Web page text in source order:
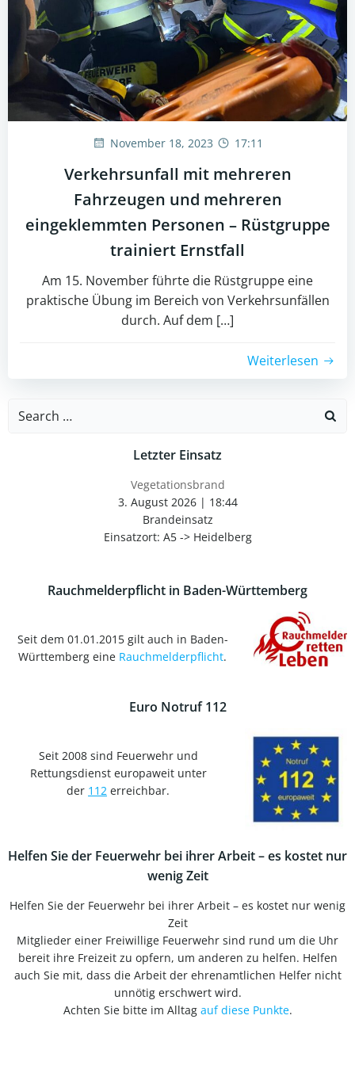
November 18, 2023 17:11
Verkehrsunfall mit mehreren
Fahrzeugen und mehreren
eingeklemmten Personen – Rüstgruppe
trainiert Ernstfall
Am 15. November führte die Rüstgruppe eine
praktische Übung im Bereich von Verkehrsunfällen
durch. Auf dem […]
Weiterlesen
Search
Letzter Einsatz
Vegetationsbrand
3. August 2026| 18:44
Brandeinsatz
Einsatzort: A5 -> Heidelberg
Rauchmelderpflicht in Baden-Württemberg
Seit dem 01.01.2015 gilt auch in Baden-
Württemberg eine Rauchmelderpflicht.
Euro Notruf 112
Seit 2008 sind Feuerwehr und
Rettungsdienst europaweit unter
der 112 erreichbar.
Helfen Sie der Feuerwehr bei ihrer Arbeit – es kostet nur
wenig Zeit
Helfen Sie der Feuerwehr bei ihrer Arbeit – es kostet nur wenig
Zeit
Mitglieder einer Freiwillige Feuerwehr sind rund um die Uhr
bereit ihre Freizeit zu opfern, um anderen zu helfen. Helfen
auch Sie mit, dass die Arbeit der ehrenamtlichen Helfer nicht
unnötig erschwert wird.
Achten Sie bitte im Alltag auf diese Punkte.